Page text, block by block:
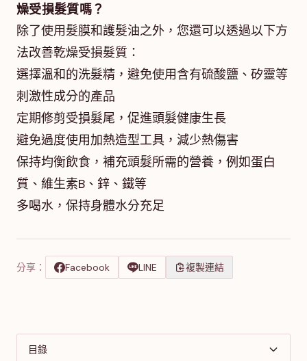
燥受損髮質嗎？
除了使用髮膜和護髮油之外，您還可以透過以下方
法改善乾燥受損髮質：
選擇溫和的洗髮精，避免使用含有硫酸鹽、矽靈等
刺激性成分的產品
定期修剪受損髮尾，促進頭髮健康生長
避免過度使用加熱造型工具，減少熱傷害
保持均衡飲食，補充頭髮所需的營養，例如蛋白
質、維生素B、鋅、鐵等
多喝水，保持身體水分充足
分享： Facebook LINE 複製連結
目錄